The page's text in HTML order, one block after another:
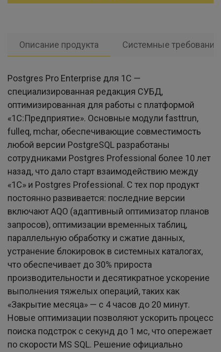
Описание продукта Системные требования
Postgres Pro Enterprise для 1С —
специализированная редакция СУБД,
оптимизированная для работы с платформой
«1С:Предприятие». Основные модули fasttrun,
fulleq, mchar, обеспечивающие совместимость
любой версии PostgreSQL разработаны
сотрудниками Postgres Professional более 10 лет
назад, что дало старт взаимодействию между
«1С» и Postgres Professional. С тех пор продукт
постоянно развивается: последние версии
включают AQO (адаптивный оптимизатор планов
запросов), оптимизации временных таблиц,
параллельную обработку и сжатие данных,
устранение блокировок в системных каталогах,
что обеспечивает до 30% прироста
производительности и десятикратное ускорение
выполнения тяжелых операций, таких как
«Закрытие месяца» — с 4 часов до 20 минут.
Новые оптимизации позволяют ускорить процесс
поиска подстрок с секунд до 1 мс, что опережает
по скорости MS SQL. Решение официально